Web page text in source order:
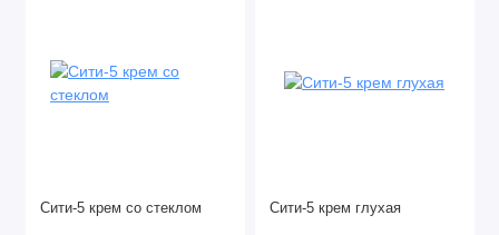
Сити-5 крем со стеклом Сити-5 крем глухая